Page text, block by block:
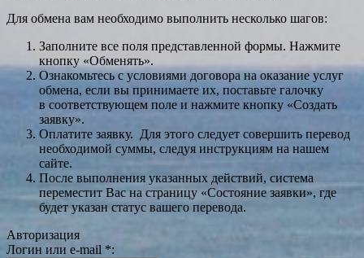
Для обмена вам необходимо выполнить несколько шагов:
Заполните все поля представленной формы. Нажмите
кнопку «Обменять».
Ознакомьтесь с условиями договора на оказание услуг
обмена, если вы принимаете их, поставьте галочку
в соответствующем поле и нажмите кнопку «Создать
заявку».
Оплатите заявку. Для этого следует совершить перевод
необходимой суммы, следуя инструкциям на нашем
сайте.
После выполнения указанных действий, система
переместит Вас на страницу «Состояние заявки», где
будет указан статус вашего перевода.
Авторизация
Логин или e-mail *: